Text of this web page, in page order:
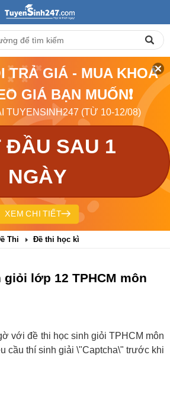
TRẢ GIÁ - MUA KHOÁ
GIÁ BẠN MUỐN❗
TUYENSINH247 (TỪ 10-12/08)
ĐẦU SAU 1
NGÀY
XEM CHI TIẾT
Thi Đề thi học kì
lớp 12 TPHCM môn
với đề thi học sinh giỏi TPHCM môn
cầu thí sinh giải \"Captcha\" trước khi